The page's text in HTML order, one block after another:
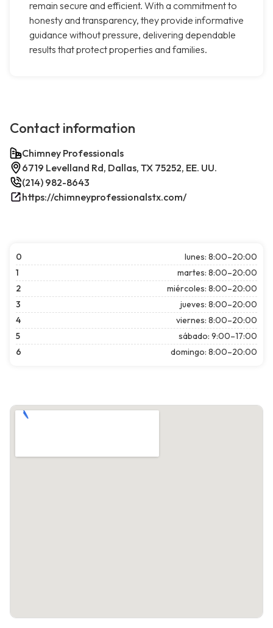
remain secure and efficient. With a commitment to
honesty and transparency, they provide informative
guidance without pressure, delivering dependable
results that protect properties and families.
Contact information
Chimney Professionals
6719 Levelland Rd, Dallas, TX 75252, EE. UU.
(214) 982-8643
https://chimneyprofessionalstx.com/
0
lunes: 8:00–20:00
1
martes: 8:00–20:00
2
miércoles: 8:00–20:00
3
jueves: 8:00–20:00
4
viernes: 8:00–20:00
5
sábado: 9:00–17:00
6
domingo: 8:00–20:00